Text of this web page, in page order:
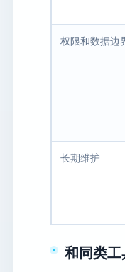
权限和数据边
长期维护
和同类